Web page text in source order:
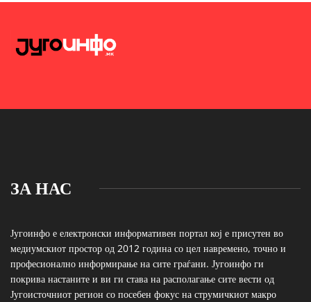
ЗА НАС
Југоинфо е електронски информативен портал кој е присутен во
медиумскиот простор од 2012 година со цел навремено, точно и
професионално информирање на сите граѓани. Југоинфо ги
покрива настаните и ви ги става на располагање сите вести од
Југоисточниот регион со посебен фокус на струмичкиот макро